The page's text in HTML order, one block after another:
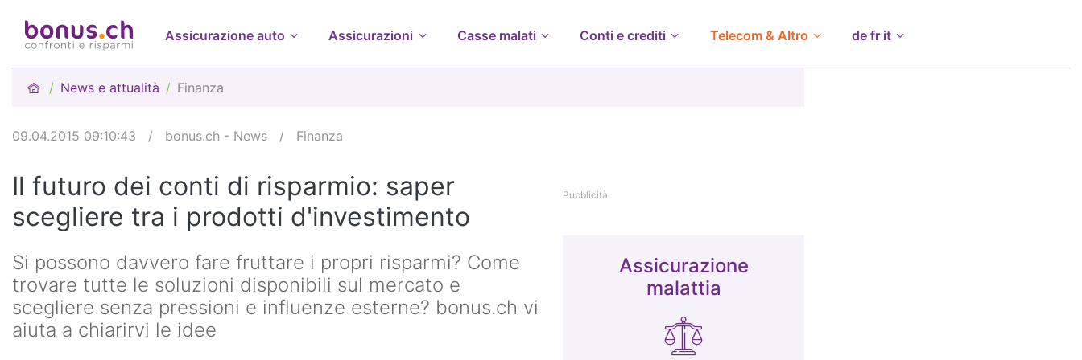
Assicurazione auto Assicurazioni Casse malati Conti e crediti Telecom & Altro de fr it
News e attualità Finanza
09.04.2015 09:10:43 / bonus.ch - News / Finanza
Il futuro dei conti di risparmio: saper
scegliere tra i prodotti d'investimento
Si possono davvero fare fruttare i propri risparmi? Come
trovare tutte le soluzioni disponibili sul mercato e
scegliere senza pressioni e influenze esterne? bonus.ch vi
aiuta a chiarirvi le idee
Pubblicità
Assicurazione
malattia